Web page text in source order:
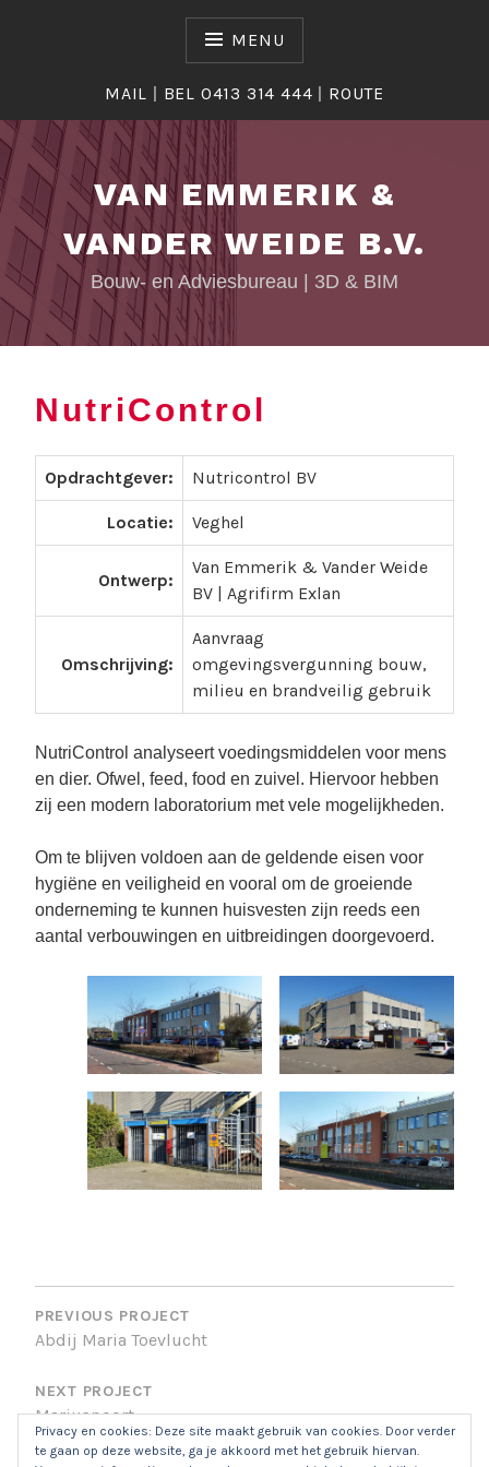
MENU
MAIL | BEL 0413 314 444 | ROUTE
VAN EMMERIK &
VANDER WEIDE B.V.
Bouw- en Adviesbureau | 3D & BIM
NutriControl
T
p
T
I
T
Opdrachtgever: Nutricontrol BV
Locatie: Veghel
Ontwerp:
Van Emmerik & Vander Weide
BV | Agrifirm Exlan
Omschrijving:
Aanvraag
omgevingsvergunning bouw,
milieu en brandveilig gebruik
NutriControl analyseert voedingsmiddelen voor mens
en dier. Ofwel, feed, food en zuivel. Hiervoor hebben
zij een modern laboratorium met vele mogelijkheden.
Om te blijven voldoen aan de geldende eisen voor
hygiëne en veiligheid en vooral om de groeiende
onderneming te kunnen huisvesten zijn reeds een
aantal verbouwingen en uitbreidingen doorgevoerd.
BERICHTNAVIGATIE
PREVIOUS PROJECT
Abdij Maria Toevlucht
NEXT PROJECT
Mariuspoort
Privacy en cookies: Deze site maakt gebruik van cookies. Door verder
te gaan op deze website, ga je akkoord met het gebruik hiervan.